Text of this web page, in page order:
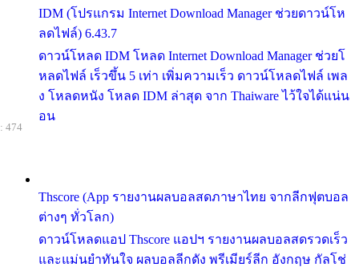
IDM (โปรแกรม Internet Download Manager ช่วยดาวน์โห
ลดไฟล์) 6.43.7
ดาวน์โหลด IDM โหลด Internet Download Manager ช่วยโ
หลดไฟล์ เร็วขึ้น 5 เท่า เพิ่มความเร็ว ดาวน์โหลดไฟล์ เพล
ง โหลดหนัง โหลด IDM ล่าสุด จาก Thaiware ไว้ใจได้แน่น
อน
Thscore (App รายงานผลบอลสดภาษาไทย จากลีกฟุตบอล
ต่างๆ ทั่วโลก)
ดาวน์โหลดแอป Thscore แอปฯ รายงานผลบอลสดรวดเร็ว
และแม่นยำทันใจ ผลบอลลีกดัง พรีเมียร์ลีก อังกฤษ กัลโช่
474